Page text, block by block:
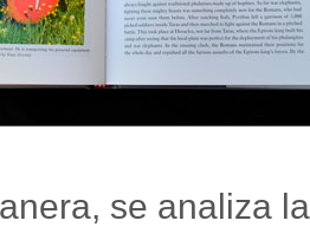
se analiza la